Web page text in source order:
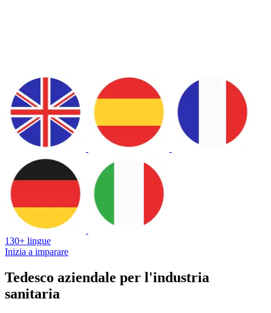
130+ lingue
Inizia a imparare
Tedesco aziendale per l'industria
sanitaria